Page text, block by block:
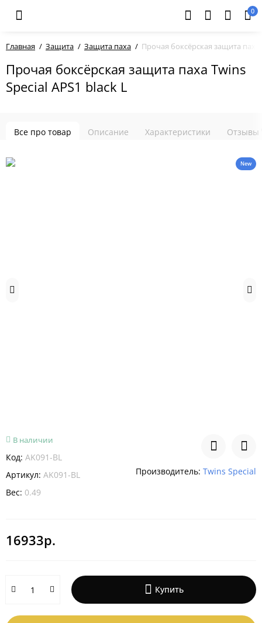
0
Главная Защита Защита паха Прочая боксёрская защита паха
Прочая боксёрская защита паха Twins
Special APS1 black L
Все про товар Описание Характеристики Отзывы
New
В наличии
Код: AK091-BL
Артикул: AK091-BL
Вес: 0.49
Производитель: Twins Special
16933р.
Купить